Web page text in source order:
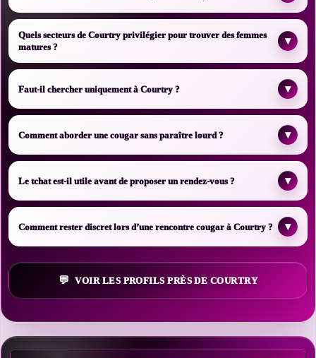
Quels secteurs de Courtry privilégier pour trouver des femmes
matures ?
▾
Faut-il chercher uniquement à Courtry ? ▾
Comment aborder une cougar sans paraître lourd ? ▾
Le tchat est-il utile avant de proposer un rendez-vous ? ▾
Comment rester discret lors d’une rencontre cougar à Courtry ? ▾
VOIR LES PROFILS PRÈS DE COURTRY